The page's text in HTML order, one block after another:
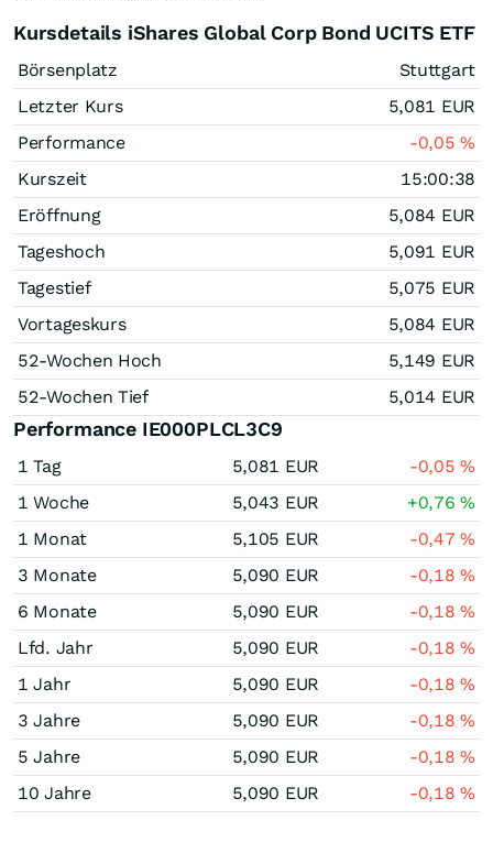
Kursdetails iShares Global Corp Bond UCITS ETF
Börsenplatz
Stuttgart
Letzter Kurs
5,081 EUR
Performance
-0,05%
Kurszeit
15:00:38
Eröffnung
5,084 EUR
Tageshoch
5,091 EUR
Tagestief
5,075 EUR
Vortageskurs
5,084 EUR
52-Wochen Hoch
5,149 EUR
52-Wochen Tief
5,014 EUR
Performance IE000PLCL3C9
1 Tag 5,081 EUR -0,05%
1 Woche
5,043 EUR +0,76%
1 Monat
5,105 EUR -0,47%
3 Monate
5,090 EUR -0,18%
6 Monate
5,090 EUR -0,18%
Lfd. Jahr
5,090 EUR -0,18%
1 Jahr
5,090 EUR -0,18%
3 Jahre
5,090 EUR -0,18%
5 Jahre
5,090 EUR -0,18%
10 Jahre
5,090 EUR -0,18%